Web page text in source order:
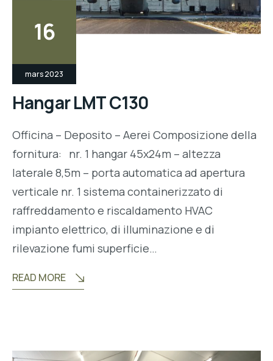
16
mars 2023
Hangar LMT C130
Officina – Deposito – Aerei Composizione della
fornitura: nr. 1 hangar 45x24m – altezza
laterale 8,5m – porta automatica ad apertura
verticale nr. 1 sistema containerizzato di
raffreddamento e riscaldamento HVAC
impianto elettrico, di illuminazione e di
rilevazione fumi superficie…
READ MORE